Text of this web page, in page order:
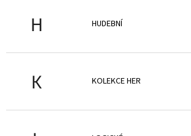
H HUDEBNÍ
K KOLEKCE HER